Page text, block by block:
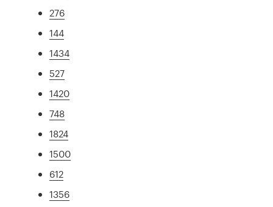
276
144
1434
527
1420
748
1824
1500
612
1356